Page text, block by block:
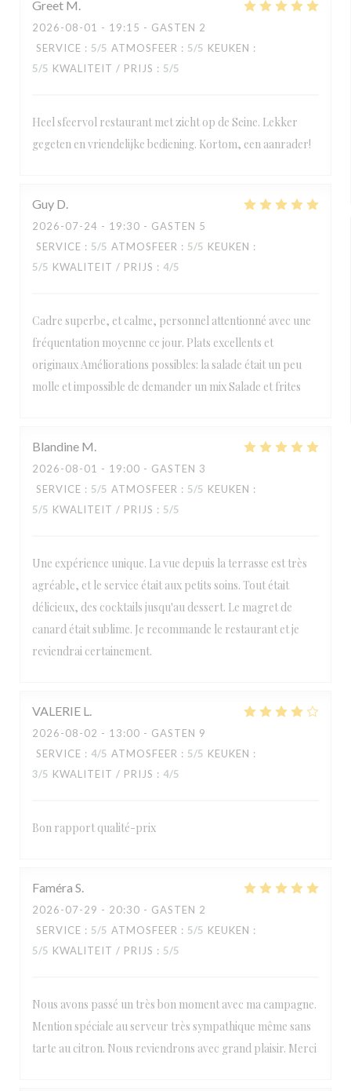
Greet M
2026-08-01 - 19:15 - GASTEN 2
SERVICE : 5/5 ATMOSFEER : 5/5 KEUKEN :
5/5 KWALITEIT / PRIJS : 5/5
Heel sfeervol restaurant met zicht op de Seine. Lekker
gegeten en vriendelijke bediening. Kortom, een aanrader!
Guy D
2026-07-24 - 19:30 - GASTEN 5
SERVICE : 5/5 ATMOSFEER : 5/5 KEUKEN :
5/5 KWALITEIT / PRIJS : 4/5
Cadre superbe, et calme, personnel attentionné avec une
fréquentation moyenne ce jour. Plats excellents et
originaux Améliorations possibles: la salade était un peu
molle et impossible de demander un mix Salade et frites
Blandine M
2026-08-01 - 19:00 - GASTEN 3
SERVICE : 5/5 ATMOSFEER : 5/5 KEUKEN :
5/5 KWALITEIT / PRIJS : 5/5
Une expérience unique. La vue depuis la terrasse est très
agréable, et le service était aux petits soins. Tout était
délicieux, des cocktails jusqu'au dessert. Le magret de
canard était sublime. Je recommande le restaurant et je
reviendrai certainement.
VALERIE L
2026-08-02 - 13:00 - GASTEN 9
SERVICE : 4/5 ATMOSFEER : 5/5 KEUKEN :
3/5 KWALITEIT / PRIJS : 4/5
Bon rapport qualité-prix
Faméra S
2026-07-29 - 20:30 - GASTEN 2
SERVICE : 5/5 ATMOSFEER : 5/5 KEUKEN :
5/5 KWALITEIT / PRIJS : 5/5
Nous avons passé un très bon moment avec ma campagne.
Mention spéciale au serveur très sympathique même sans
tarte au citron. Nous reviendrons avec grand plaisir. Merci